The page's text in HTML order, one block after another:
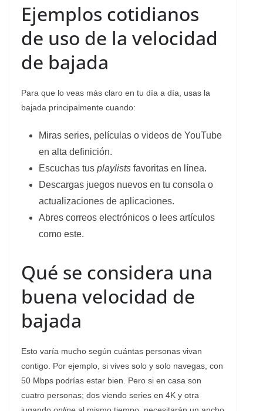
Ejemplos cotidianos
de uso de la velocidad
de bajada
Para que lo veas más claro en tu día a día, usas la
bajada principalmente cuando:
Miras series, películas o videos de YouTube
en alta definición.
Escuchas tus playlists favoritas en línea.
Descargas juegos nuevos en tu consola o
actualizaciones de aplicaciones.
Abres correos electrónicos o lees artículos
como este.
Qué se considera una
buena velocidad de
bajada
Esto varía mucho según cuántas personas vivan
contigo. Por ejemplo, si vives solo y solo navegas, con
50 Mbps podrías estar bien. Pero si en casa son
cuatro personas; dos viendo series en 4K y otra